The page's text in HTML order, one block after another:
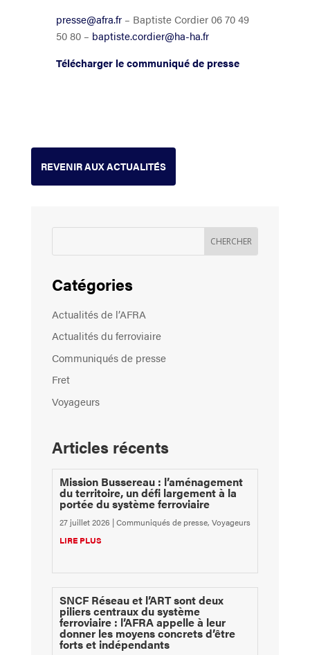
presse@afra.fr– Baptiste Cordier 06 70 49
50 80 – baptiste.cordier@ha-ha.fr
Télécharger le communiqué de presse
REVENIR AUX ACTUALITÉS
Catégories
Actualités de l’AFRA
Actualités du ferroviaire
Communiqués de presse
Fret
Voyageurs
Articles récents
Mission Bussereau : l’aménagement
du territoire, un défi largement à la
portée du système ferroviaire
27 juillet 2026 |Communiqués de presse, Voyageurs
LIRE PLUS
SNCF Réseau et l’ART sont deux
piliers centraux du système
ferroviaire : l’AFRA appelle à leur
donner les moyens concrets d’être
forts et indépendants